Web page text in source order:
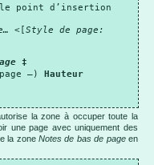
le point d’insertion
<[ Style de page:
‡
–)
Hauteur
la zone à occuper toute la
une page avec uniquement des
la zoneNotes de bas de pageen